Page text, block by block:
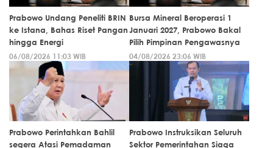
Prabowo Undang Peneliti BRIN
ke Istana, Bahas Riset Pangan
hingga Energi
06/08/2026 11:03 WIB
Bursa Mineral Beroperasi 1
Januari 2027, Prabowo Bakal
Pilih Pimpinan Pengawasnya
04/08/2026 23:06 WIB
Prabowo Perintahkan Bahlil
segera Atasi Pemadaman
Prabowo Instruksikan Seluruh
Sektor Pemerintahan Siaga